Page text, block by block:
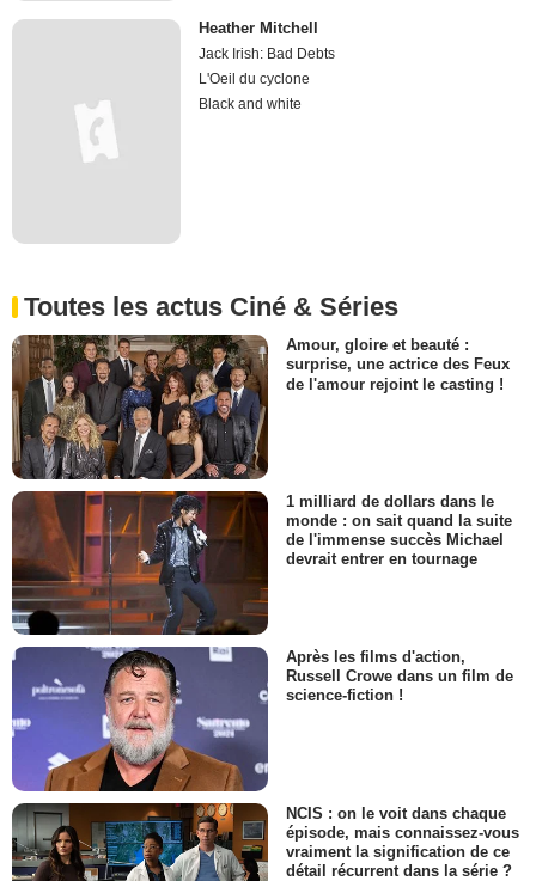
Heather Mitchell
Jack Irish: Bad Debts
L'Oeil du cyclone
Black and white
Toutes les actus Ciné & Séries
Amour, gloire et beauté :
surprise, une actrice des Feux
de l'amour rejoint le casting !
1 milliard de dollars dans le
monde : on sait quand la suite
de l'immense succès Michael
devrait entrer en tournage
Après les films d'action,
Russell Crowe dans un film de
science-fiction !
NCIS : on le voit dans chaque
épisode, mais connaissez-vous
vraiment la signification de ce
détail récurrent dans la série ?